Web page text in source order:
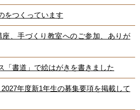
をつくっています
座、手づくり教室へのご参加、ありが
「書道」で絵はがきを書きました
年度新1年生の募集要項を掲載して